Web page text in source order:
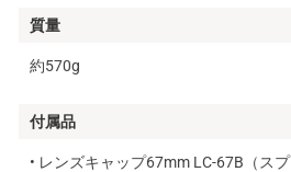
質量
約570g
付属品
• レンズキャップ67mm LC-67B（スプ